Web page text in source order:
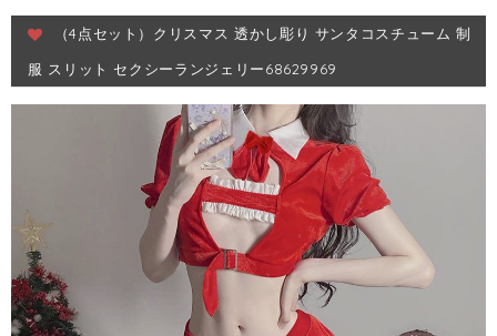
（4点セット）クリスマス 透かし彫り サンタコスチューム 制
服 スリット セクシーランジェリー68629969